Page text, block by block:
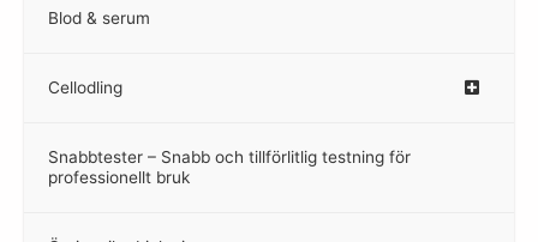
Blod & serum
Cellodling
–
Snabbtester – Snabb och tillförlitlig testning för
professionellt bruk
–